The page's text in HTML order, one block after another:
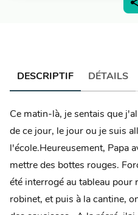
DESCRIPTIF DÉTAILS
Ce matin-là, je sentais que
de ce jour, le jour ou je suis
l'école.Heureusement, Papa
mettre des bottes rouges.
été interrogé au tableau pour
robinet, et puis à la cantine,